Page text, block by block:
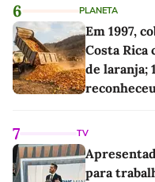
6 PLANETA
Em 1997,
Costa Rica
de laranja;
7 TV
para